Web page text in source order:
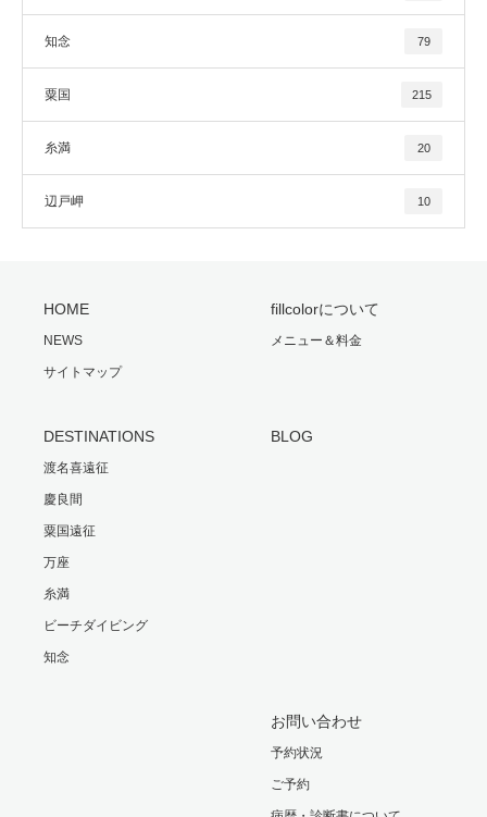
知念 79
粟国 215
糸満 20
辺戸岬 10
HOME
NEWS
サイトマップ
fillcolorについて
メニュー＆料金
DESTINATIONS
渡名喜遠征
慶良間
粟国遠征
万座
糸満
ビーチダイビング
知念
BLOG
お問い合わせ
予約状況
ご予約